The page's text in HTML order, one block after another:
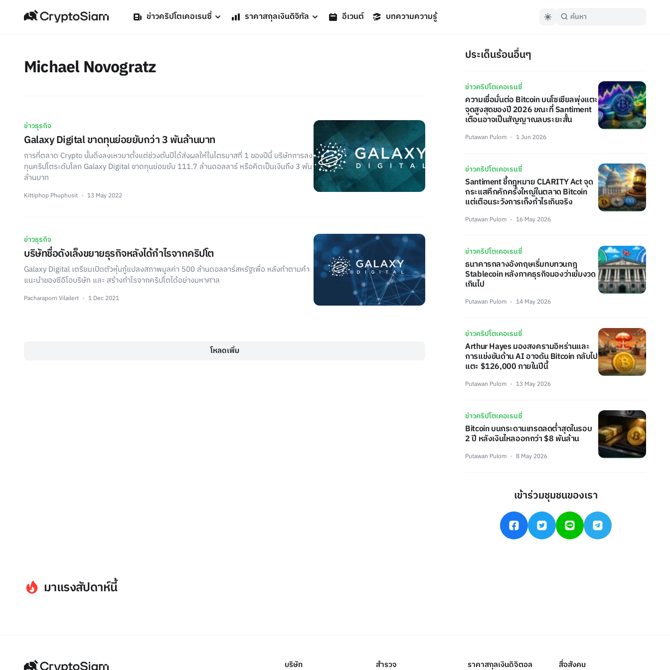
ข่าวคริปโตเคอเรนซี่ ราคาสกุลเงินดิจิทัล อีเวนต์ บทความความรู้
Michael Novogratz
ข่าวธุรกิจ
Galaxy Digital ขาดทุนย่อยยับกว่า 3 พันล้านบาท
การที่ตลาด Crypto นั้นดิ่งลงเหวมาตั้งแต่ช่วงต้นปีได้ส่งผลให้ในไตรมาสที่ 1 ของปีนี้ บริษัทการลง
ทุนคริปโตระดับโลก Galaxy Digital ขาดทุนย่อยยับ 111.7 ล้านดอลลาร์ หรือคิดเป็นเงินถึง 3 พัน
ล้านบาท
Kittiphop Phuphusit 13 May 2022
ข่าวธุรกิจ
บริษัทชื่อดังเล็งขยายธุรกิจหลังได้กำไรจากคริปโต
Galaxy Digital เตรียมเปิดตัวหุ้นกู้แปลงสภาพมูลค่า 500 ล้านดอลลาร์สหรัฐเพื่อ หลังทำตามคำ
แนะนำของซีอีโอบริษัท และ สร้างกำไรจากคริปโตได้อย่างมหาศาล
Pacharaporn Vilailert 1 Dec 2021
โหลดเพิ่ม
ประเด็นร้อนอื่นๆ
ข่าวคริปโตเคอเรนซี่
ความเชื่อมั่นต่อ Bitcoin บนโซเชียลพุ่งแตะ
จุดสูงสุดของปี 2026 ขณะที่ Santiment
เตือนอาจเป็นสัญญาณลบระยะสั้น
Putawan Pulom 1 Jun 2026
ข่าวคริปโตเคอเรนซี่
Santiment ชี้กฎหมาย CLARITY Act จุด
กระแสคึกคักครั้งใหญ่ในตลาด Bitcoin
แต่เตือนระวังการเก็งกำไรเกินจริง
Putawan Pulom 16 May 2026
ข่าวคริปโตเคอเรนซี่
ธนาคารกลางอังกฤษเริ่มทบทวนกฎ
Stablecoin หลังภาคธุรกิจมองว่าเข้มงวด
เกินไป
Putawan Pulom 14 May 2026
ข่าวคริปโตเคอเรนซี่
Arthur Hayes มองสงครามอิหร่านและ
การแข่งขันด้าน AI อาจดัน Bitcoin กลับไป
แตะ $126,000 ภายในปีนี้
Putawan Pulom 13 May 2026
ข่าวคริปโตเคอเรนซี่
Bitcoin บนกระดานเทรดลดต่ำสุดในรอบ
2 ปี หลังเงินไหลออกกว่า $8 พันล้าน
Putawan Pulom 8 May 2026
เข้าร่วมชุมชนของเรา
มาแรงสัปดาห์นี้
บริษัท สำรวจ ราคาสกุลเงินดิจิตอล สื่อสังคม